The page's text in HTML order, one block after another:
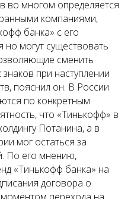
во многом определяется
компаниями,
банка» с его
но могут существовать
сменить
при наступлении
пояснил он. В России
по конкретным
что «Тинькофф» в
Потанина, а в
мог остаться за
По его мнению,
«Тинькофф банка» на
договора о